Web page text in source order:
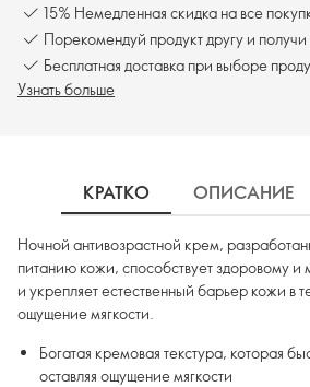
15% Немедленная скидка на все
Порекомендуй продукт другу и получи
Бесплатная доставка при
Узнать больше
КРАТКО ОПИСАНИЕ
Ночной антивозрастной крем,
питанию кожи, способствует здоровому и
и укрепляет естественный барьер кожи в
ощущение мягкости.
Богатая кремовая текстура, которая
оставляя ощущение мягкости